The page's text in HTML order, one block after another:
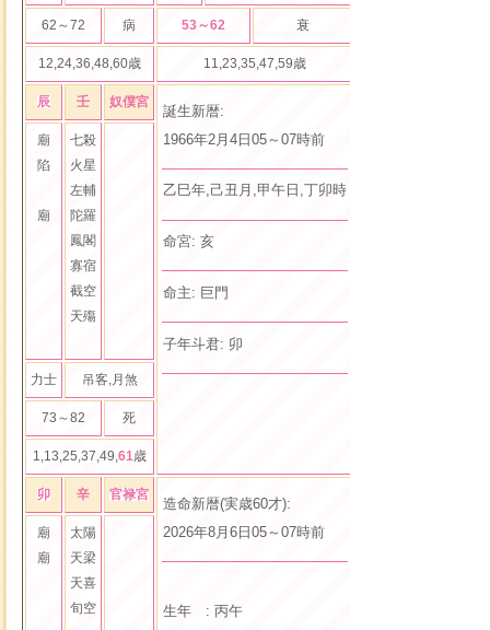
62～72 病 53～62 衰
12,24,36,48,60歳 11,23,35,47,59歳
辰 壬 奴僕宮
誕生新暦:
1966年2月4日05～07時前
乙巳年,己丑月,甲午日,丁卯時
命宮: 亥
命主: 巨門
子年斗君: 卯
廟
陷
廟
七殺
火星
左輔
陀羅
鳳閣
寡宿
截空
天殤
力士 吊客,月煞
73～82 死
1,13,25,37,49, 61歳
卯 辛 官禄宮
造命新暦(実歳60才):
2026年8月6日05～07時前
生年 : 丙午
廟
廟
太陽
天梁
天喜
旬空